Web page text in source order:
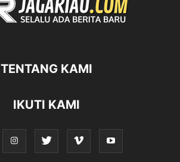
TENTANG KAMI
IKUTI KAMI